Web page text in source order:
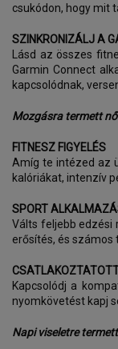
csukódon, hogy mit
SZINKRONIZÁLJ A
Lásd az összes
Garmin Connect
kapcsolódnak,
Mozgásra termett
FITNESZ FIGYELÉS
Amíg te intézed az
kalóriákat, intenzív
SPORT
Válts feljebb edzési
erősítés, és számos
Kapcsolódj a
nyomkövetést kapj
Napi viseletre